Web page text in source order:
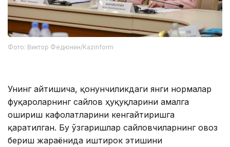
Фото: Виктор Федюнин/Kazinform
Унинг айтишича, қонунчиликдаги янги нормалар
фуқароларнинг сайлов ҳуқуқларини амалга
ошириш кафолатларини кенгайтиришга
қаратилган. Бу ўзгаришлар сайловчиларнинг овоз
бериш жараёнида иштирок этишини